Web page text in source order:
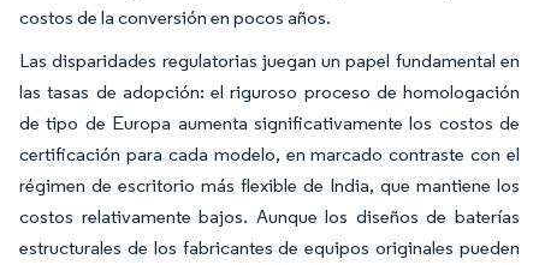
costos de la conversión en pocos años.
Las disparidades regulatorias juegan un papel fundamental en
las tasas de adopción: el riguroso proceso de homologación
de tipo de Europa aumenta significativamente los costos de
certificación para cada modelo, en marcado contraste con el
régimen de escritorio más flexible de India, que mantiene los
costos relativamente bajos. Aunque los diseños de baterías
estructurales de los fabricantes de equipos originales pueden